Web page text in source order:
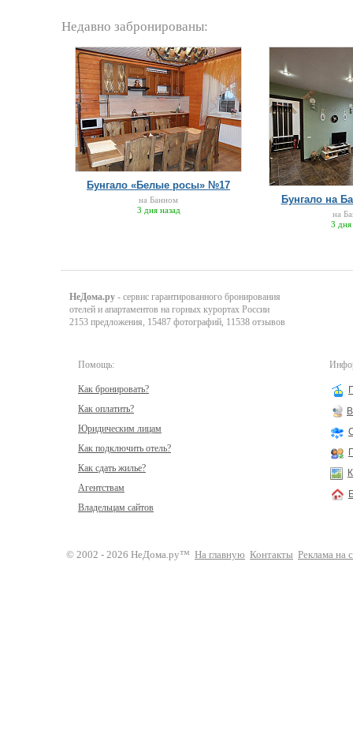
г. Магнитогорск – 40 км,
оз. Банное (Якты-Куль) – 800
д/о "Юбилейный" (кафе, каток,
д/о "Березки" (бассейн
Недавно забронированы:
Бунгало «Белые росы» №17
на Банном
3 дня назад
Бунгало на
на
3 дня
НеДома.ру - сервис гарантированного бронирования
отелей и апартаментов на горных курортах России
2153 предложения, 15487 фотографий, 11538 отзывов
Помощь:
Как бронировать?
Как оплатить?
Юридическим лицам
Как подключить отель?
Как сдать жилье?
Агентствам
Владельцам сайтов
© 2002 - 2026 НеДома.ру™ На главную Контакты Реклама на